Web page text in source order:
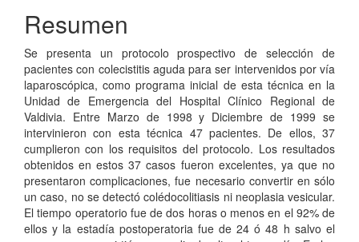
Resumen
Se presenta un protocolo prospectivo de selección de
pacientes con colecistitis aguda para ser intervenidos por vía
laparoscópica, como programa inicial de esta técnica en la
Unidad de Emergencia del Hospital Clínico Regional de
Valdivia. Entre Marzo de 1998 y Diciembre de 1999 se
intervinieron con esta técnica 47 pacientes. De ellos, 37
cumplieron con los requisitos del protocolo. Los resultados
obtenidos en estos 37 casos fueron excelentes, ya que no
presentaron complicaciones, fue necesario convertir en sólo
un caso, no se detectó colédocolitiasis ni neoplasia vesicular.
El tiempo operatorio fue de dos horas o menos en el 92% de
ellos y la estadía postoperatoria fue de 24 ó 48 h salvo el